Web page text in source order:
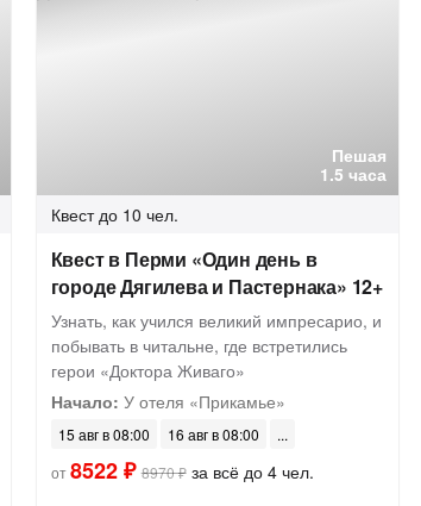
Пешая
1.5 часа
Квест до 10 чел.
Квест в Перми «Один день в
городе Дягилева и Пастернака» 12+
Узнать, как учился великий импресарио, и
побывать в читальне, где встретились
герои «Доктора Живаго»
Начало: У отеля «Прикамье»
15 авг в 08:00
16 авг в 08:00
от8522 ₽ 8970 ₽за всё до 4 чел.